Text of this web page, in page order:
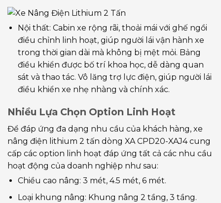
Nội thất: Cabin xe rộng rãi, thoải mái với ghế ngồi
điều chỉnh linh hoạt, giúp người lái vận hành xe
trong thời gian dài mà không bị mệt mỏi. Bảng
điều khiển được bố trí khoa học, dễ dàng quan
sát và thao tác. Vô lăng trợ lực điện, giúp người lái
điều khiển xe nhẹ nhàng và chính xác.
Nhiều Lựa Chọn Option Linh Hoạt
Để đáp ứng đa dạng nhu cầu của khách hàng, xe
nâng điện lithium 2 tấn dòng XA CPD20-XAJ4 cung
cấp các option linh hoạt đáp ứng tất cả các nhu cầu
hoạt động của doanh nghiệp như sau:
Chiều cao nâng: 3 mét, 4.5 mét, 6 mét.
Loại khung nâng: Khung nâng 2 tầng, 3 tầng.